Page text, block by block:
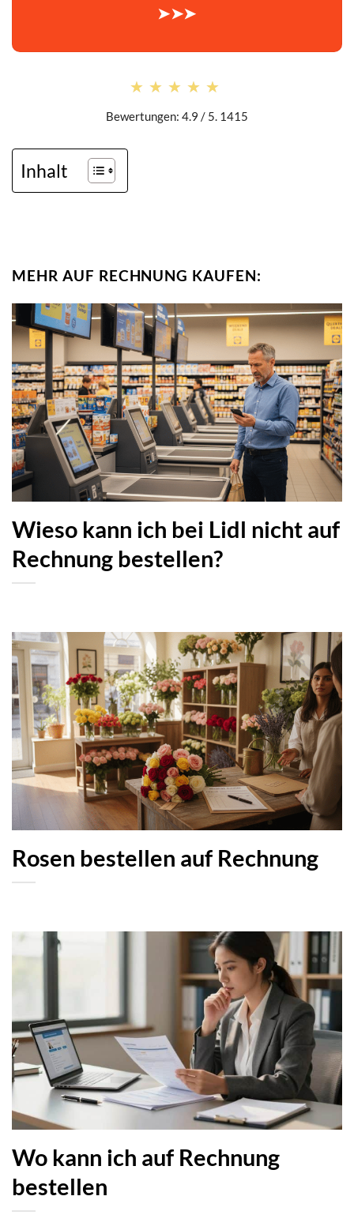
➤➤➤
★★★★★
★★★★★
Bewertungen: 4.9 / 5. 1415
Inhalt
MEHR AUF RECHNUNG KAUFEN:
Wieso kann ich bei Lidl nicht auf
Rechnung bestellen?
Rosen bestellen auf Rechnung
Wo kann ich auf Rechnung
bestellen